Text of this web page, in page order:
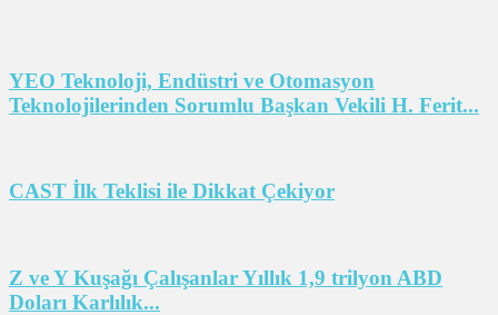
YEO Teknoloji, Endüstri ve Otomasyon
Teknolojilerinden Sorumlu Başkan Vekili H. Ferit...
CAST İlk Teklisi ile Dikkat Çekiyor
Z ve Y Kuşağı Çalışanlar Yıllık 1,9 trilyon ABD
Doları Karlılık...